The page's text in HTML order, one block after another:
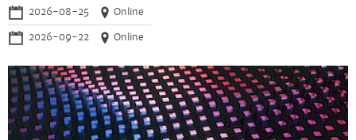
2026-08-25
Online
2026-09-22
Online